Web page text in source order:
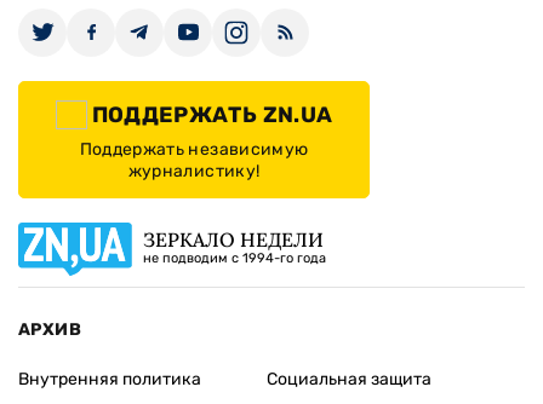
ПОДДЕРЖАТЬ ZN.UA
Поддержать независимую
журналистику!
ЗЕРКАЛО НЕДЕЛИ
не подводим с 1994-го года
АРХИВ
Внутренняя политика
Социальная защита